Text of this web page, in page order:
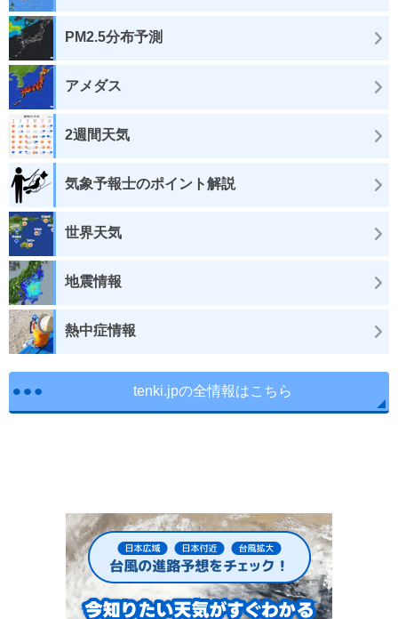
PM2.5分布予測
アメダス
2週間天気
気象予報士のポイント解説
世界天気
地震情報
熱中症情報
tenki.jpの全情報はこちら